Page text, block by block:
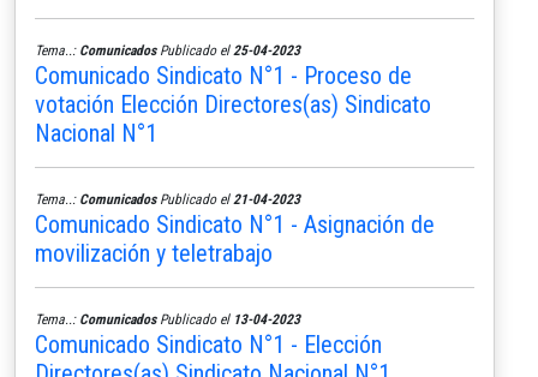
Tema..: ComunicadosPublicado el 25-04-2023
Comunicado Sindicato N°1 - Proceso de
votación Elección Directores(as) Sindicato
Nacional N°1
Tema..: ComunicadosPublicado el 21-04-2023
Comunicado Sindicato N°1 - Asignación de
movilización y teletrabajo
Tema..: ComunicadosPublicado el 13-04-2023
Comunicado Sindicato N°1 - Elección